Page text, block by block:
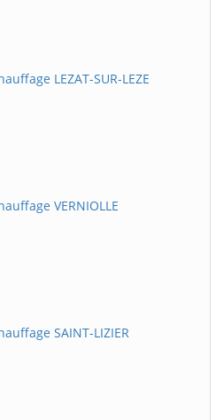
LEZAT-SUR-LEZE
VERNIOLLE
SAINT-LIZIER